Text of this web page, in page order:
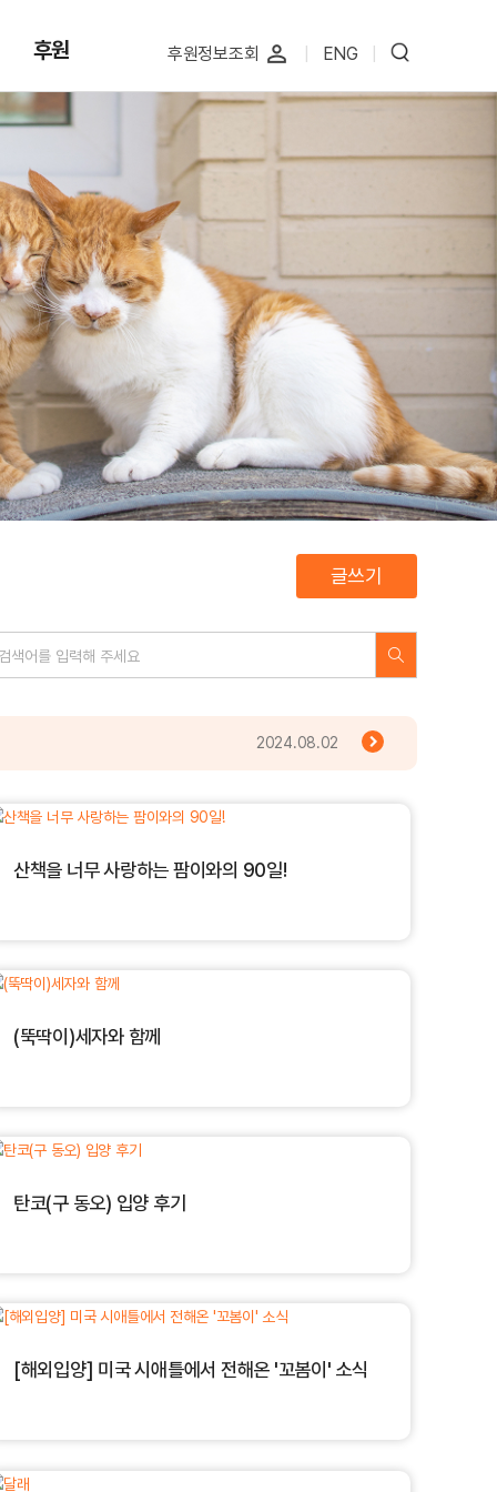
후원 후원정보조회 perm_identity ENG
글쓰기
2024.08.02
산책을 너무 사랑하는 팜이와의 90일!
(뚝딱이)세자와 함께
탄코(구 동오) 입양 후기
[해외입양] 미국 시애틀에서 전해온 '꼬봄이' 소식